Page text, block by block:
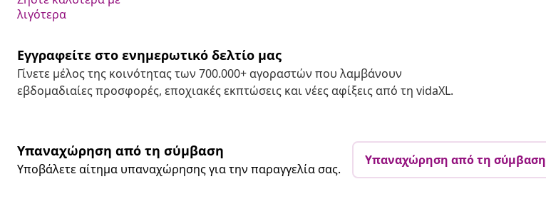
λιγότερα
Εγγραφείτε στο ενημερωτικό δελτίο μας
Γίνετε μέλος της κοινότητας των 700.000+ αγοραστών που λαμβάνουν
εβδομαδιαίες προσφορές, εποχιακές εκπτώσεις και νέες αφίξεις από τη vidaXL.
Υπαναχώρηση από τη σύμβαση
Υποβάλετε αίτημα υπαναχώρησης για την παραγγελία σας.
Υπαναχώρηση από τη σύμβαση